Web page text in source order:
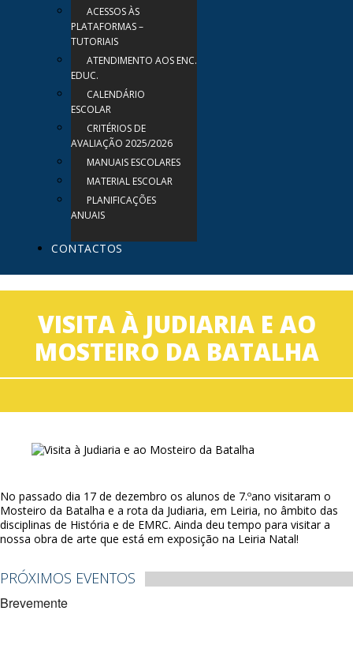
ACESSOS ÀS
PLATAFORMAS –
TUTORIAIS
ATENDIMENTO AOS ENC.
EDUC.
CALENDÁRIO
ESCOLAR
CRITÉRIOS DE
AVALIAÇÃO 2025/2026
MANUAIS ESCOLARES
MATERIAL ESCOLAR
PLANIFICAÇÕES
ANUAIS
CONTACTOS
VISITA À JUDIARIA E AO
MOSTEIRO DA BATALHA
No passado dia 17 de dezembro os alunos de 7.ºano visitaram o
Mosteiro da Batalha e a rota da Judiaria, em Leiria, no âmbito das
disciplinas de História e de EMRC. Ainda deu tempo para visitar a
nossa obra de arte que está em exposição na Leiria Natal!
PRÓXIMOS EVENTOS
Brevemente